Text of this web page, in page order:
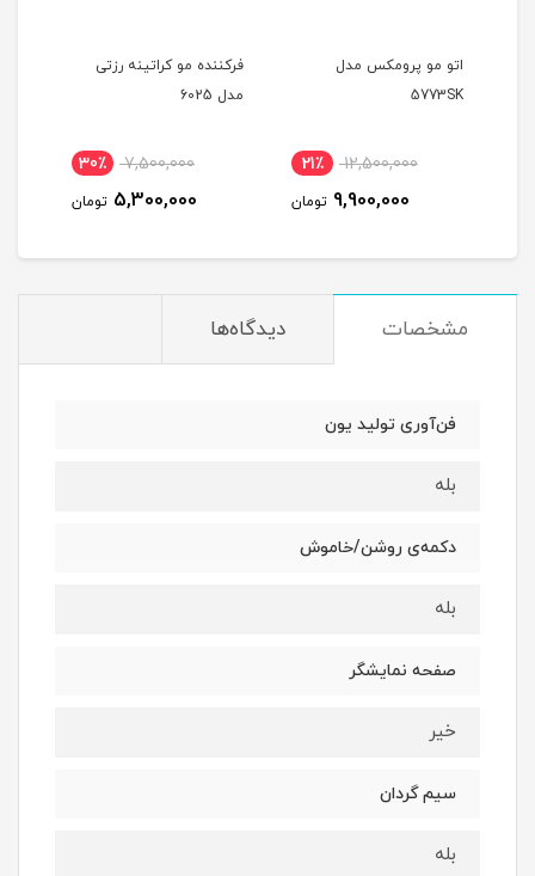
اتو مو پرومکس مدل
5773SK
12,500,000 21٪
9,900,000 تومان
فرکننده مو کراتینه رزتی
مدل 6025
7,500,000 30٪
5,300,000 تومان
مشخصات دیدگاه‌ها
فن‌آوری تولید یون
بله
دکمه‌ی روشن/خاموش
بله
صفحه نمایشگر
خیر
سیم گردان
بله